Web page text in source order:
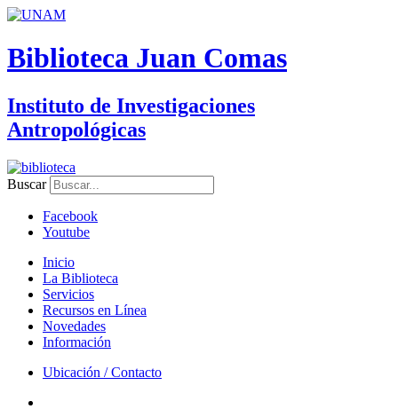
Biblioteca Juan Comas
Instituto de Investigaciones
Antropológicas
Buscar
Facebook
Youtube
Inicio
La Biblioteca
Servicios
Recursos en Línea
Novedades
Información
Ubicación / Contacto